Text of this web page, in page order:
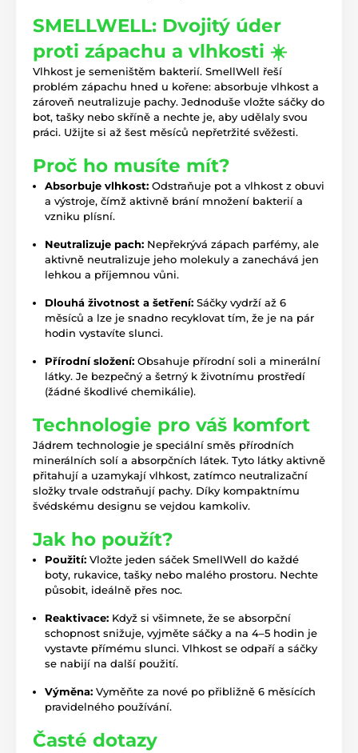
SMELLWELL: Dvojitý úder
proti zápachu a vlhkosti ☀️
Vlhkost je semeništěm bakterií. SmellWell řeší
problém zápachu hned u kořene: absorbuje vlhkost a
zároveň neutralizuje pachy. Jednoduše vložte sáčky do
bot, tašky nebo skříně a nechte je, aby udělaly svou
práci. Užijte si až šest měsíců nepřetržité svěžesti.
Proč ho musíte mít?
Absorbuje vlhkost: Odstraňuje pot a vlhkost z obuvi
a výstroje, čímž aktivně brání množení bakterií a
vzniku plísní.
Neutralizuje pach: Nepřekrývá zápach parfémy, ale
aktivně neutralizuje jeho molekuly a zanechává jen
lehkou a příjemnou vůni.
Dlouhá životnost a šetření: Sáčky vydrží až 6
měsíců a lze je snadno recyklovat tím, že je na pár
hodin vystavíte slunci.
Přírodní složení: Obsahuje přírodní soli a minerální
látky. Je bezpečný a šetrný k životnímu prostředí
(žádné škodlivé chemikálie).
Technologie pro váš komfort
Jádrem technologie je speciální směs přírodních
minerálních solí a absorpčních látek. Tyto látky aktivně
přitahují a uzamykají vlhkost, zatímco neutralizační
složky trvale odstraňují pachy. Díky kompaktnímu
švédskému designu se vejdou kamkoliv.
Jak ho použít?
Použití: Vložte jeden sáček SmellWell do každé
boty, rukavice, tašky nebo malého prostoru. Nechte
působit, ideálně přes noc.
Reaktivace: Když si všimnete, že se absorpční
schopnost snižuje, vyjměte sáčky a na 4–5 hodin je
vystavte přímému slunci. Vlhkost se odpaří a sáčky
se nabijí na další použití.
Výměna: Vyměňte za nové po přibližně 6 měsících
pravidelného používání.
Časté dotazy